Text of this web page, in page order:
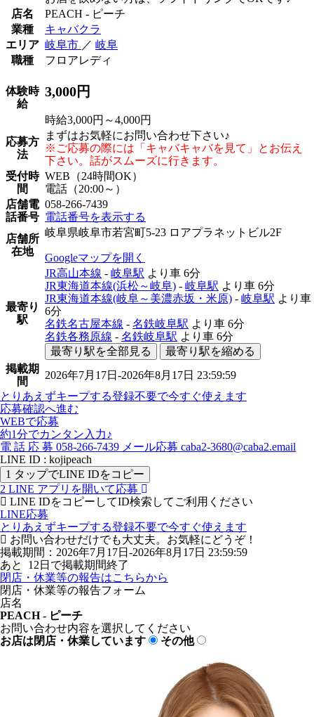
店名
PEACH - ピーチ
業種
キャバクラ
エリア 岐阜市 ／ 岐阜
職種
フロアレディ
体験時
給
3,000円
時給3,000円～4,000円
応募方
法
まずはお気軽にお問い合わせ下さい♪
※ご応募の際には「キャバキャバを見て」とお伝え
下さい。話がスムーズに行きます。
受付時
間
WEB（24時間OK）
電話（20:00～）
店舗電
話番号
058-266-7439
電話番号を表示する
店舗所
在地
岐阜県岐阜市若宮町5-23 ロアプラネットビル2F
Googleマップを開く
最寄り
駅
JR高山本線 - 岐阜駅 より車 6分
JR東海道本線(浜松～岐阜) - 岐阜駅 より車 6分
JR東海道本線(岐阜～美濃赤坂・米原) - 岐阜駅 より車
6分
名鉄名古屋本線 - 名鉄岐阜駅 より車 6分
名鉄各務原線 - 名鉄岐阜駅 より車 6分
最寄り駅を全部見る
最寄り駅を縮める
掲載期
間
2026年7月17日-2026年8月17日 23:59:59
とりあえずキープする登録不要で今すぐ使えます
応募確認へ進む
WEBで応募
約1分でカンタン入力♪
電 話 応 募 058-266-7439 メール応募 caba2-3680@caba2.email
LINE ID : kojipeach
1 タップでLINE IDをコピー
2 LINE アプリを開いて応募
LINE IDをコピーしてID検索してご利用ください
LINE応募
とりあえずキープする登録不要で今すぐ使えます
お問い合わせだけでも大丈夫。お気軽にどうぞ！
掲載期間：2026年7月17日-2026年8月17日 23:59:59
あと 12 日で掲載期間終了
閉店・休業等の報告はこちらから
閉店・休業等の報告フォーム
店名
PEACH - ピーチ
お問い合わせ内容を選択してください
お店は閉店・休業しています
その他